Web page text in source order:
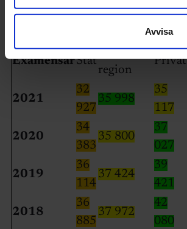
Avvisa
Civilingenjörer
ExamensårStat
Kommun/
region
Privat
2021
32
927
35 998
35
117
2020
34
383
35 800
37
027
2019
36
114
37 424
39
421
2018
36
885
37 972
42
080